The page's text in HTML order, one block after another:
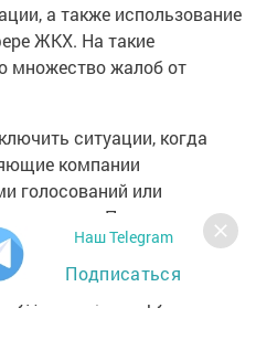
а также использование
ЖКХ. На такие
множество жалоб от
ситуации, когда
компании
голосований или
По словам
процесс более
им возможность
удаленно, не нарушая
Наш Telegram
Подписаться